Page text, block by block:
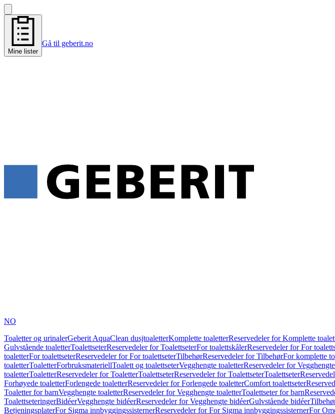
Mine lister
Gå til geberit.no
NO
Toaletter og urinalerGeberit AquaClean dusjtoaletterKomplette toaletterReservedeler for Komplette
Gulvstående toaletterToalettseterReservedeler for ToalettseterFor toalettskålerReservedeler for For
toaletterFor toalettseterReservedeler for For toalettseterTilbehørReservedeler for TilbehørFor komplette
toaletterToaletterForbruksmateriellToalett og toalettseterVegghengte toaletterReservedeler for
toaletterToaletterReservedeler for ToaletterToalettseterReservedeler for ToalettseterToalettseter
Forhøyede toaletterForlengede toaletterReservedeler for Forlengede toaletterComfort toalettseter
Toaletter for barnVegghengte toaletterReservedeler for Vegghengte toaletterToalettseter for barn
ToalettseteringerBidéerVegghengte bidéerReservedeler for Vegghengte bidéerGulvstående bidéer
BetjeningsplaterFor Sigma innbyggingssisternerReservedeler for For Sigma innbyggingssisternerFor